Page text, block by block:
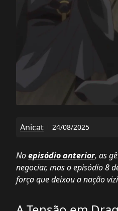
Anicat 24/08/2025
Noepisódio anterior, as
negociar, mas o episódio 8
força que deixou a nação